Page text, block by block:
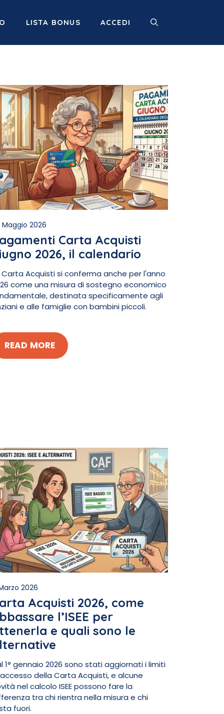
LISTA BONUS ACCEDI
Maggio 2026
Carta Acquisti
2026, il calendario
Carta Acquisti si conferma anche per l'anno
come una misura di sostegno economico
destinata specificamente agli
e alle famiglie con bambini piccoli.
READ MORE
2026
Acquisti 2026, come
l’ISEE per
e quali sono le
1° gennaio 2026 sono stati aggiornati i limiti
della Carta Acquisti, e alcune
nel calcolo ISEE possono fare la
tra chi rientra nella misura e chi
fuori.